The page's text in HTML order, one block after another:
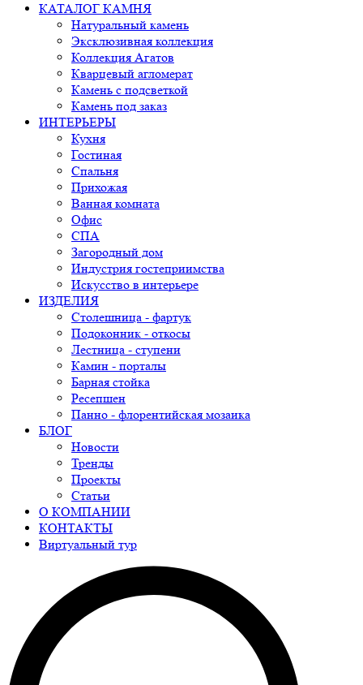
КАТАЛОГ КАМНЯ
Натуральный камень
Эксклюзивная коллекция
Коллекция Агатов
Кварцевый агломерат
Камень с подсветкой
Камень под заказ
ИНТЕРЬЕРЫ
Кухня
Гостиная
Спальня
Прихожая
Ванная комната
Офис
СПА
Загородный дом
Индустрия гостеприимства
Искусство в интерьере
ИЗДЕЛИЯ
Столешница - фартук
Подоконник - откосы
Лестница - ступени
Камин - порталы
Барная стойка
Ресепшен
Панно - флорентийская мозаика
БЛОГ
Новости
Тренды
Проекты
Статьи
О КОМПАНИИ
КОНТАКТЫ
Виртуальный тур